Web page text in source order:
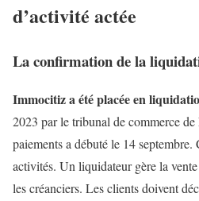
d’activité actée
La confirmation de la
Immocitiz a été placée en
2023 par le tribunal de commerce
paiements a débuté le 14
activités. Un liquidateur gère la
les créanciers. Les clients doivent